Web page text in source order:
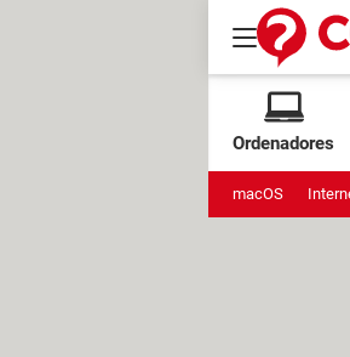
Ordenadores
macOS